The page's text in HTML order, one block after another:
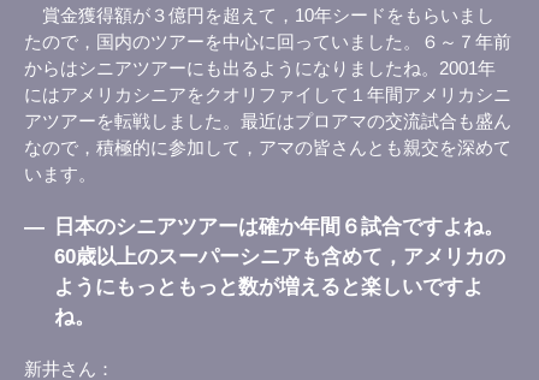
賞金獲得額が３億円を超えて，10年シードをもらいまし
たので，国内のツアーを中心に回っていました。６～７年前
からはシニアツアーにも出るようになりましたね。2001年
にはアメリカシニアをクオリファイして１年間アメリカシニ
アツアーを転戦しました。最近はプロアマの交流試合も盛ん
なので，積極的に参加して，アマの皆さんとも親交を深めて
います。
―
日本のシニアツアーは確か年間６試合ですよね。
60歳以上のスーパーシニアも含めて，アメリカの
ようにもっともっと数が増えると楽しいですよ
ね。
新井さん